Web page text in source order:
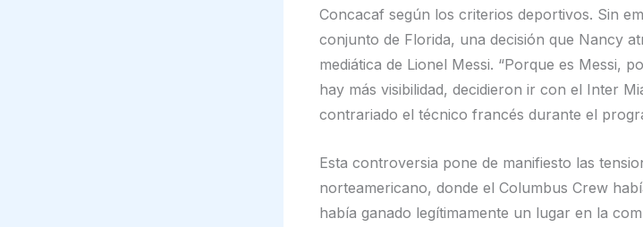
Concacaf según los criterios deportivos. Sin
conjunto de Florida, una decisión que Nancy
mediática de Lionel Messi. “Porque es Messi,
hay más visibilidad, decidieron ir con el Inter
contrariado el técnico francés durante el
Esta controversia pone de manifiesto las
norteamericano, donde el Columbus Crew
había ganado legítimamente un lugar en la